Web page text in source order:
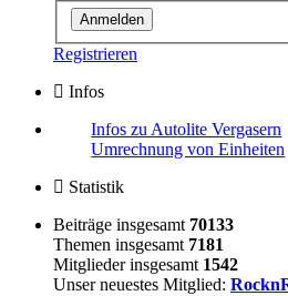
Registrieren
Infos
Infos zu Autolite Vergasern
Umrechnung von Einheiten
Statistik
Beiträge insgesamt 70133
Themen insgesamt 7181
Mitglieder insgesamt 1542
Unser neuestes Mitglied: